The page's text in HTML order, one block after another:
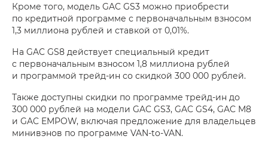
Кроме того, модель GAC GS3 можно приобрести
по кредитной программе с первоначальным взносом
1,3 миллиона рублей и ставкой от 0,01%.
На GAC GS8 действует специальный кредит
с первоначальным взносом 1,8 миллиона рублей
и программой трейд-ин со скидкой 300 000 рублей.
Также доступны скидки по программе трейд-ин до
300 000 рублей на модели GAC GS3, GAC GS4, GAC M8
и GAC EMPOW, включая предложение для владельцев
минивэнов по программе VAN-to-VAN.